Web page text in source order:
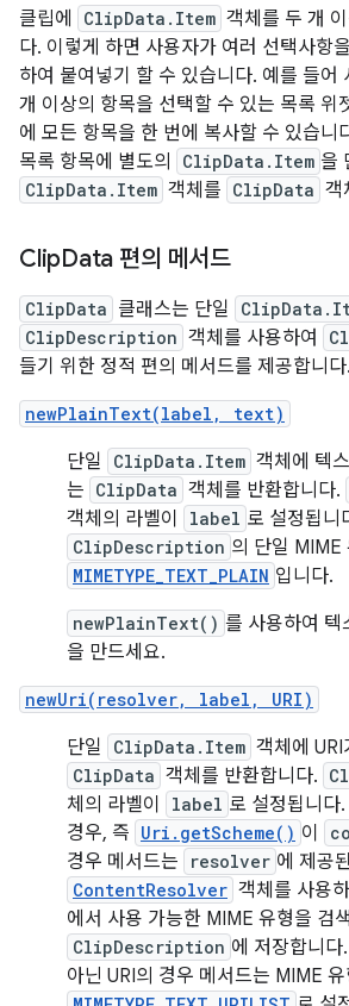
클립에
ClipData.Item 객체를 두 개
다. 이렇게 하면 사용자가 여러 선택사항
하여 붙여넣기 할 수 있습니다. 예를 들어
개 이상의 항목을 선택할 수 있는 목록 위
에 모든 항목을 한 번에 복사할 수 있습니
목록 항목에 별도의
ClipData.Item 을
ClipData.Item 객체를 ClipData 객
ClipData 편의 메서드
ClipData 클래스는 단일
ClipDescription 객체를 사용하여
들기 위한 정적 편의 메서드를 제공합니다.
newPlainText(label, text)
단일 ClipData.Item 객체에 텍
는 ClipData 객체를 반환합니다.
객체의 라벨이 label 로 설정됩니
ClipDescription 의 단일 MIME
MIMETYPE_TEXT_PLAIN 입니다.
newPlainText() 를 사용하여 텍
을 만드세요.
newUri(resolver, label, URI)
단일 ClipData.Item 객체에
ClipData 객체를 반환합니다.
체의 라벨이
label 로 설정됩니다
경우, 즉 Uri.getScheme() 이
경우 메서드는
resolver 에 제공
ContentResolver 객체를 사용
에서 사용 가능한 MIME 유형을 검
ClipDescription 에 저장합니다.
아닌 URI의 경우 메서드는 MIME